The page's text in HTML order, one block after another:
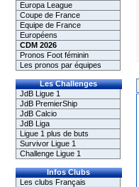
Europa League
Coupe de France
Equipe de France
Européens
CDM 2026
Pronos Foot féminin
Les pronos par équipes
Les Challenges
JdB Ligue 1
JdB PremierShip
JdB Calcio
JdB Liga
Ligue 1 plus de buts
Survivor Ligue 1
Challenge Ligue 1
Infos Clubs
Les clubs Français